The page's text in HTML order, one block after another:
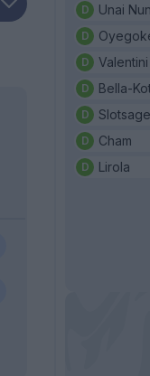
Unai
Valentini
Bella-
Cham
Lirola